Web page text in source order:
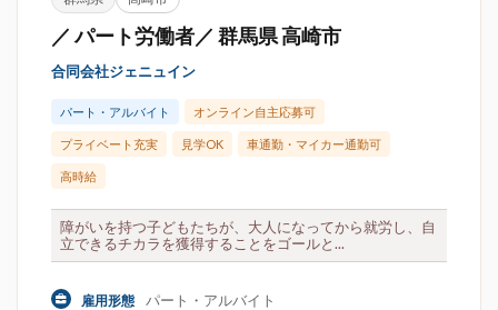
／ パート労働者／ 群馬県 高崎市
合同会社ジェニュイン
パート・アルバイト オンライン自主応募可
プライベート充実 見学OK 車通勤・マイカー通勤可
高時給
障がいを持つ子どもたちが、大人になってから就労し、自
立できるチカラを獲得することをゴールと...
雇用形態 パート・アルバイト